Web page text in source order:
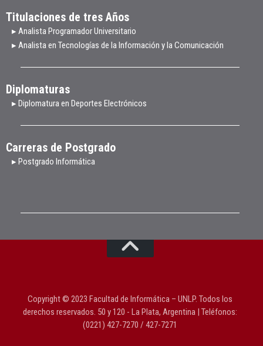
Titulaciones de tres Años
▸ Analista Programador Universitario
▸ Analista en Tecnologías de la Información y la Comunicación
Diplomaturas
▸ Diplomatura en Deportes Electrónicos
Carreras de Postgrado
▸ Postgrado Informática
Copyright © 2023 Facultad de Informática – UNLP. Todos los
derechos reservados. 50 y 120 - La Plata, Argentina | Teléfonos:
(0221) 427-7270 / 427-7271